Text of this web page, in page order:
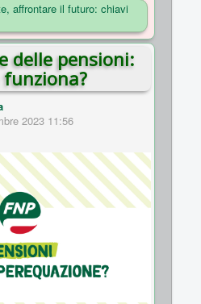
affrontare il futuro: chiavi
delle pensioni:
funziona?
2023 11:56